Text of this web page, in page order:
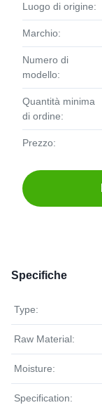
Luogo di origine:
Marchio:
Numero di
modello:
Quantità minima
di ordine:
Prezzo:
Specifiche
Type:
Raw Material:
Moisture:
Specification: